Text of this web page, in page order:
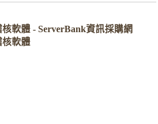
軟體 - ServerBank資訊採購網
核軟體